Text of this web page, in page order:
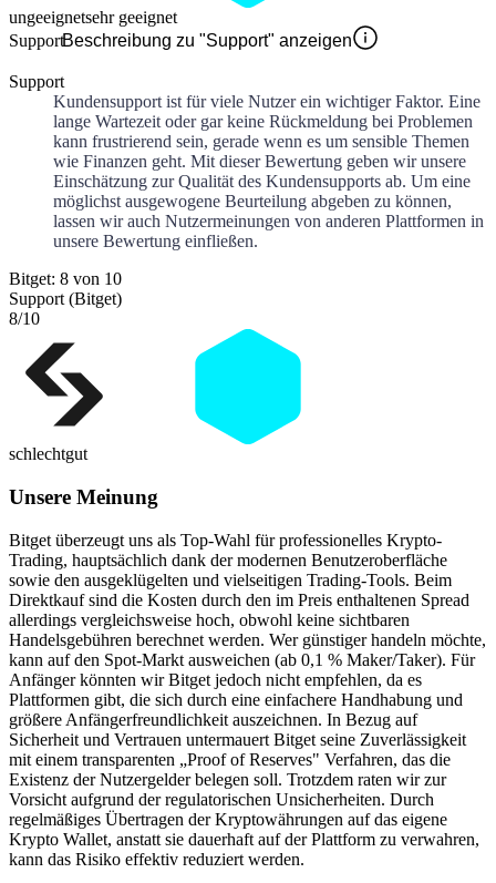
ungeeignetsehr geeignet
SupportBeschreibung zu "Support" anzeigen
Support
Kundensupport ist für viele Nutzer ein wichtiger Faktor. Eine
lange Wartezeit oder gar keine Rückmeldung bei Problemen
kann frustrierend sein, gerade wenn es um sensible Themen
wie Finanzen geht. Mit dieser Bewertung geben wir unsere
Einschätzung zur Qualität des Kundensupports ab. Um eine
möglichst ausgewogene Beurteilung abgeben zu können,
lassen wir auch Nutzermeinungen von anderen Plattformen in
unsere Bewertung einfließen.
Bitget: 8 von 10
Support (Bitget)
8/10
schlechtgut
Unsere Meinung
Bitget überzeugt uns als Top-Wahl für professionelles Krypto-
Trading, hauptsächlich dank der modernen Benutzeroberfläche
sowie den ausgeklügelten und vielseitigen Trading-Tools. Beim
Direktkauf sind die Kosten durch den im Preis enthaltenen Spread
allerdings vergleichsweise hoch, obwohl keine sichtbaren
Handelsgebühren berechnet werden. Wer günstiger handeln möchte,
kann auf den Spot-Markt ausweichen (ab 0,1 % Maker/Taker). Für
Anfänger könnten wir Bitget jedoch nicht empfehlen, da es
Plattformen gibt, die sich durch eine einfachere Handhabung und
größere Anfängerfreundlichkeit auszeichnen. In Bezug auf
Sicherheit und Vertrauen untermauert Bitget seine Zuverlässigkeit
mit einem transparenten „Proof of Reserves" Verfahren, das die
Existenz der Nutzergelder belegen soll. Trotzdem raten wir zur
Vorsicht aufgrund der regulatorischen Unsicherheiten. Durch
regelmäßiges Übertragen der Kryptowährungen auf das eigene
Krypto Wallet, anstatt sie dauerhaft auf der Plattform zu verwahren,
kann das Risiko effektiv reduziert werden.